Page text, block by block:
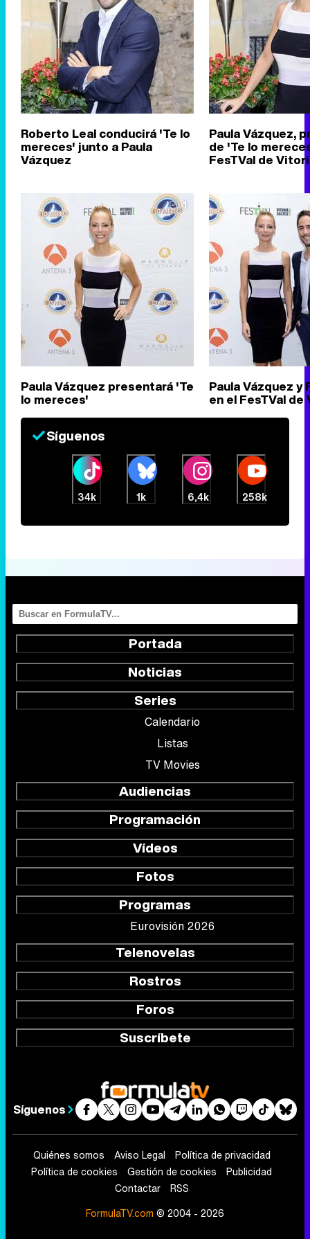
Roberto Leal conducirá 'Te lo
mereces' junto a Paula
Vázquez
Paula Vázquez,
de 'Te lo
FesTVal de
1
Paula Vázquez presentará 'Te
lo mereces'
Paula Vázquez y
en el FesTVal
Síguenos
34k 1k 6,4k 258k
Portada
Noticias
Series
Calendario
Listas
TV Movies
Audiencias
Programación
Vídeos
Fotos
Programas
Eurovisión 2026
Telenovelas
Rostros
Foros
Suscríbete
Síguenos
Quiénes somos Aviso Legal
Política de privacidad
Política de cookies
Gestión de cookies
Publicidad
Contactar
RSS
FormulaTV.com © 2004 - 2026